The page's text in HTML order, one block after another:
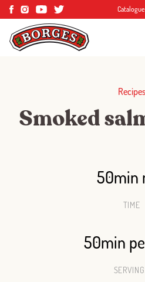
Catalogue
Recipes
Smoked
50min
TIME
50min